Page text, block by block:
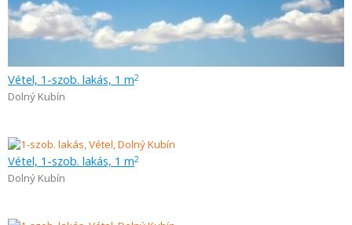
Vétel, 1-szob. lakás, 1 m2
Dolný Kubín
Vétel, 1-szob. lakás, 1 m2
Dolný Kubín